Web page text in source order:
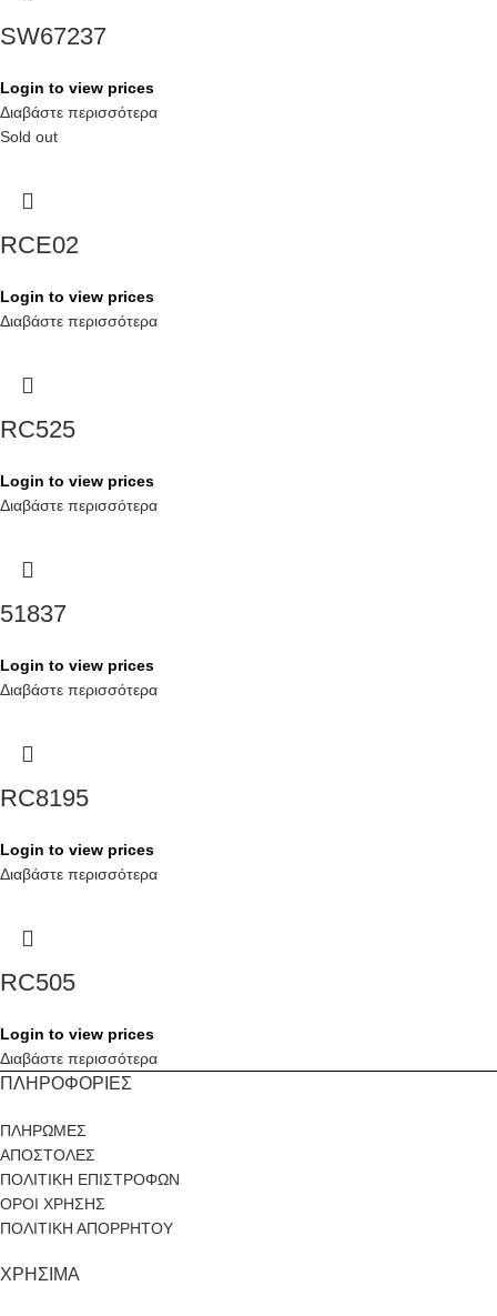
SW67237
Login to view prices
Διαβάστε περισσότερα
Sold out
RCE02
Login to view prices
Διαβάστε περισσότερα
RC525
Login to view prices
Διαβάστε περισσότερα
51837
Login to view prices
Διαβάστε περισσότερα
RC8195
Login to view prices
Διαβάστε περισσότερα
RC505
Login to view prices
Διαβάστε περισσότερα
ΠΛΗΡΟΦΟΡΙΕΣ
ΠΛΗΡΩΜΕΣ
ΑΠΟΣΤΟΛΕΣ
ΠΟΛΙΤΙΚΗ ΕΠΙΣΤΡΟΦΩΝ
ΟΡΟΙ ΧΡΗΣΗΣ
ΠΟΛΙΤΙΚΗ ΑΠΟΡΡΗΤΟΥ
ΧΡΗΣΙΜΑ